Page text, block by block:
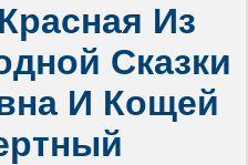
Из
Сказки
И Кощей